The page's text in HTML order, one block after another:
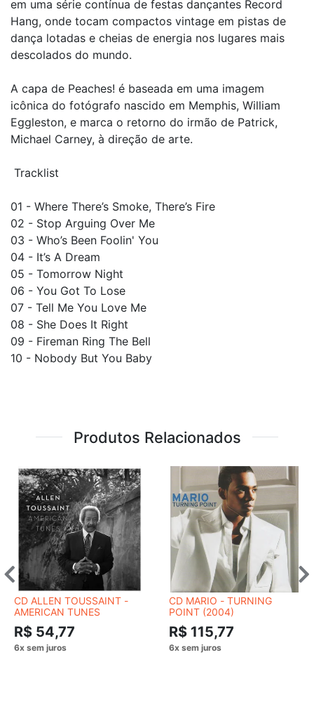
em uma série contínua de festas dançantes Record
Hang, onde tocam compactos vintage em pistas de
dança lotadas e cheias de energia nos lugares mais
descolados do mundo.
A capa de Peaches! é baseada em uma imagem
icônica do fotógrafo nascido em Memphis, William
Eggleston, e marca o retorno do irmão de Patrick,
Michael Carney, à direção de arte.
Tracklist
01 - Where There’s Smoke, There’s Fire
02 - Stop Arguing Over Me
03 - Who’s Been Foolin' You
04 - It’s A Dream
05 - Tomorrow Night
06 - You Got To Lose
07 - Tell Me You Love Me
08 - She Does It Right
09 - Fireman Ring The Bell
10 - Nobody But You Baby
Produtos Relacionados
CD ALLEN TOUSSAINT -
AMERICAN TUNES
R$ 54,77
CD MARIO - TURNING
POINT (2004)
R$ 115,77